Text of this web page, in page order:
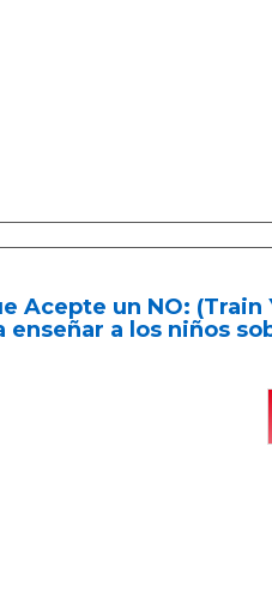
Acepte un NO: (Train
a los niños